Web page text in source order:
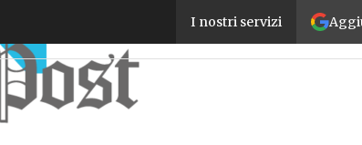
I nostri servizi
Italia e PMI più digitali?